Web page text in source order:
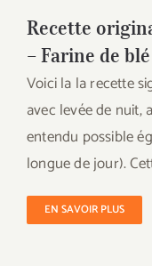
Recette
– Farine de
Voici la la recette
avec levée de nuit,
entendu possible
longue de jour).
EN SAVOIR PLUS